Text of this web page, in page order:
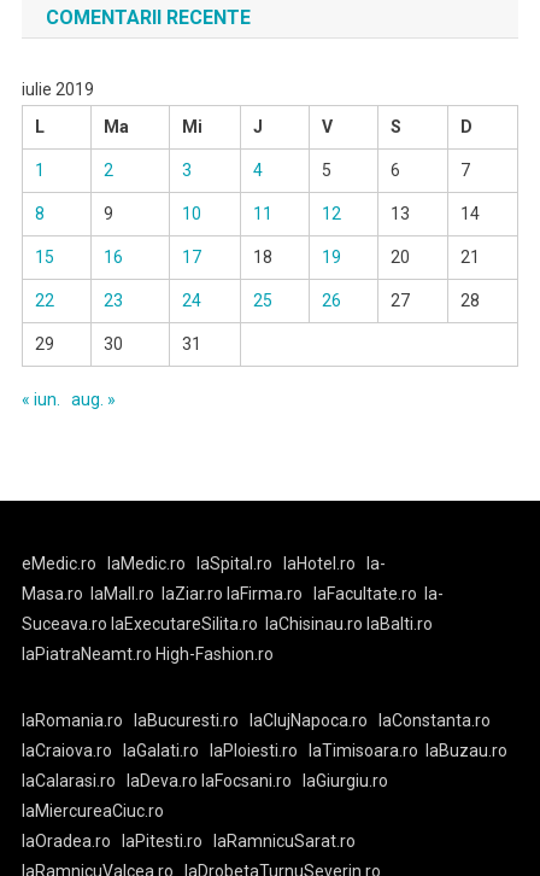
COMENTARII RECENTE
iulie 2019
L
Ma Mi J V S D
1 2 3 4 5 6 7
8 9 10 11 12 13 14
15 16 17 18 19 20 21
22 23 24 25 26 27 28
29 30 31
« iun. aug. »
eMedic.ro laMedic.ro laSpital.ro laHotel.ro
la-
Masa.ro
laMall.ro laZiar.ro laFirma.ro laFacultate.ro
la-
Suceava.ro laExecutareSilita.ro laChisinau.ro laBalti.ro
laPiatraNeamt.ro High-Fashion.ro
laRomania.ro laBucuresti.ro laClujNapoca.ro
laConstanta.ro
laCraiova.ro
laGalati.ro laPloiesti.ro laTimisoara.ro
laBuzau.ro
laCalarasi.ro
laDeva.ro laFocsani.ro
laGiurgiu.ro
laMiercureaCiuc.ro
laOradea.ro
laPitesti.ro
laRamnicuSarat.ro
laRamnicuValcea.ro
laDrobetaTurnuSeverin.ro